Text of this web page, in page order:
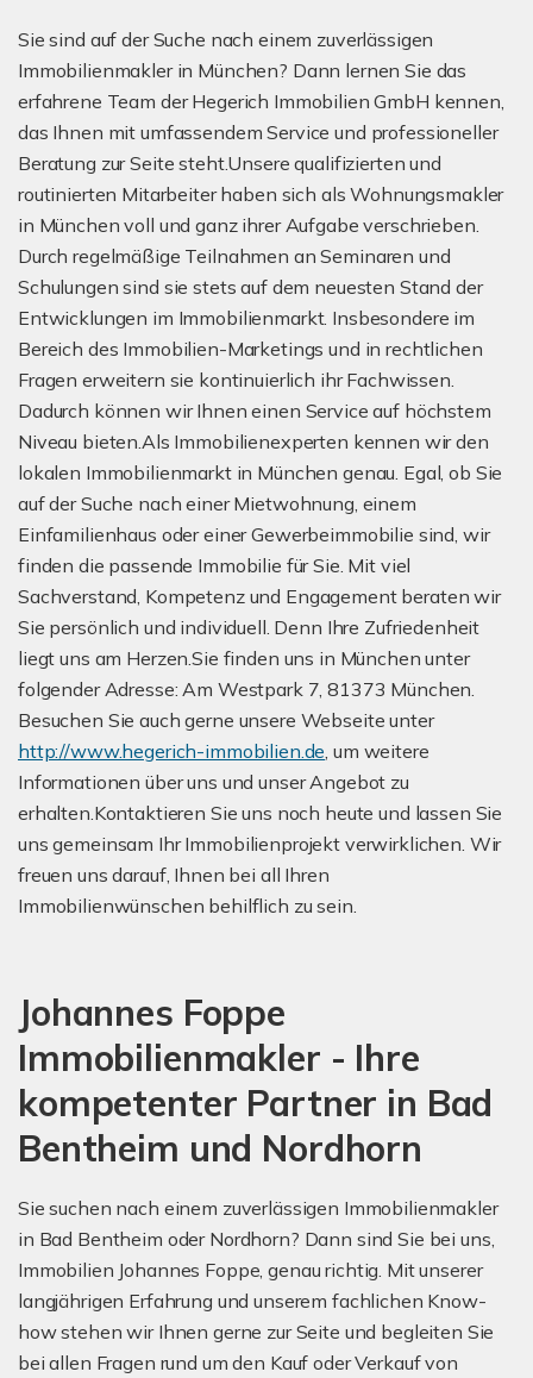
Sie sind auf der Suche nach einem zuverlässigen
Immobilienmakler in München? Dann lernen Sie das
erfahrene Team der Hegerich Immobilien GmbH kennen,
das Ihnen mit umfassendem Service und professioneller
Beratung zur Seite steht.Unsere qualifizierten und
routinierten Mitarbeiter haben sich als Wohnungsmakler
in München voll und ganz ihrer Aufgabe verschrieben.
Durch regelmäßige Teilnahmen an Seminaren und
Schulungen sind sie stets auf dem neuesten Stand der
Entwicklungen im Immobilienmarkt. Insbesondere im
Bereich des Immobilien-Marketings und in rechtlichen
Fragen erweitern sie kontinuierlich ihr Fachwissen.
Dadurch können wir Ihnen einen Service auf höchstem
Niveau bieten.Als Immobilienexperten kennen wir den
lokalen Immobilienmarkt in München genau. Egal, ob Sie
auf der Suche nach einer Mietwohnung, einem
Einfamilienhaus oder einer Gewerbeimmobilie sind, wir
finden die passende Immobilie für Sie. Mit viel
Sachverstand, Kompetenz und Engagement beraten wir
Sie persönlich und individuell. Denn Ihre Zufriedenheit
liegt uns am Herzen.Sie finden uns in München unter
folgender Adresse: Am Westpark 7, 81373 München.
Besuchen Sie auch gerne unsere Webseite unter
http://www.hegerich-immobilien.de, um weitere
Informationen über uns und unser Angebot zu
erhalten.Kontaktieren Sie uns noch heute und lassen Sie
uns gemeinsam Ihr Immobilienprojekt verwirklichen. Wir
freuen uns darauf, Ihnen bei all Ihren
Immobilienwünschen behilflich zu sein.
Johannes Foppe
Immobilienmakler - Ihre
kompetenter Partner in Bad
Bentheim und Nordhorn
Sie suchen nach einem zuverlässigen Immobilienmakler
in Bad Bentheim oder Nordhorn? Dann sind Sie bei uns,
Immobilien Johannes Foppe, genau richtig. Mit unserer
langjährigen Erfahrung und unserem fachlichen Know-
how stehen wir Ihnen gerne zur Seite und begleiten Sie
bei allen Fragen rund um den Kauf oder Verkauf von